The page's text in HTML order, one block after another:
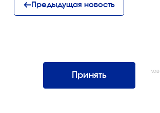
Предыдущая новость
Интернэшнл»
Все права защищены. Использование материалов
возможно только со ссылкой на источник.
Принять